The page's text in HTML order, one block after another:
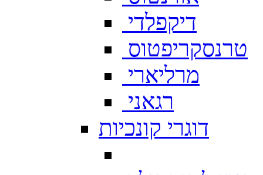
דיקפלדי
טרנסקריפטוס
מרליארי
רגאני
דוגרי קונכיות